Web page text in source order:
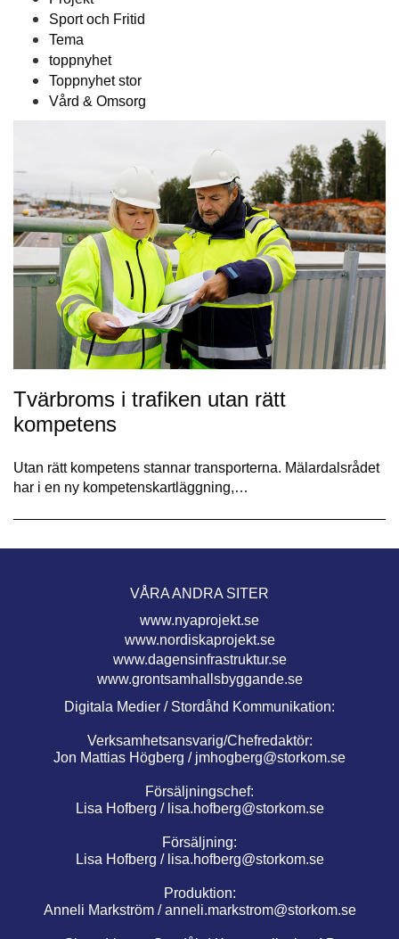
Sport och Fritid
Tema
toppnyhet
Toppnyhet stor
Vård & Omsorg
Tvärbroms i trafiken utan rätt
kompetens
Utan rätt kompetens stannar transporterna. Mälardalsrådet
har i en ny kompetenskartläggning,…
VÅRA ANDRA SITER
www.nyaprojekt.se
www.nordiskaprojekt.se
www.dagensinfrastruktur.se
www.grontsamhallsbyggande.se
Digitala Medier / Stordåhd Kommunikation:
Verksamhetsansvarig/Chefredaktör:
Jon Mattias Högberg / jmhogberg@storkom.se
Försäljningschef:
Lisa Hofberg / lisa.hofberg@storkom.se
Försäljning:
Lisa Hofberg / lisa.hofberg@storkom.se
Produktion:
Anneli Markström /anneli.markstrom@storkom.se